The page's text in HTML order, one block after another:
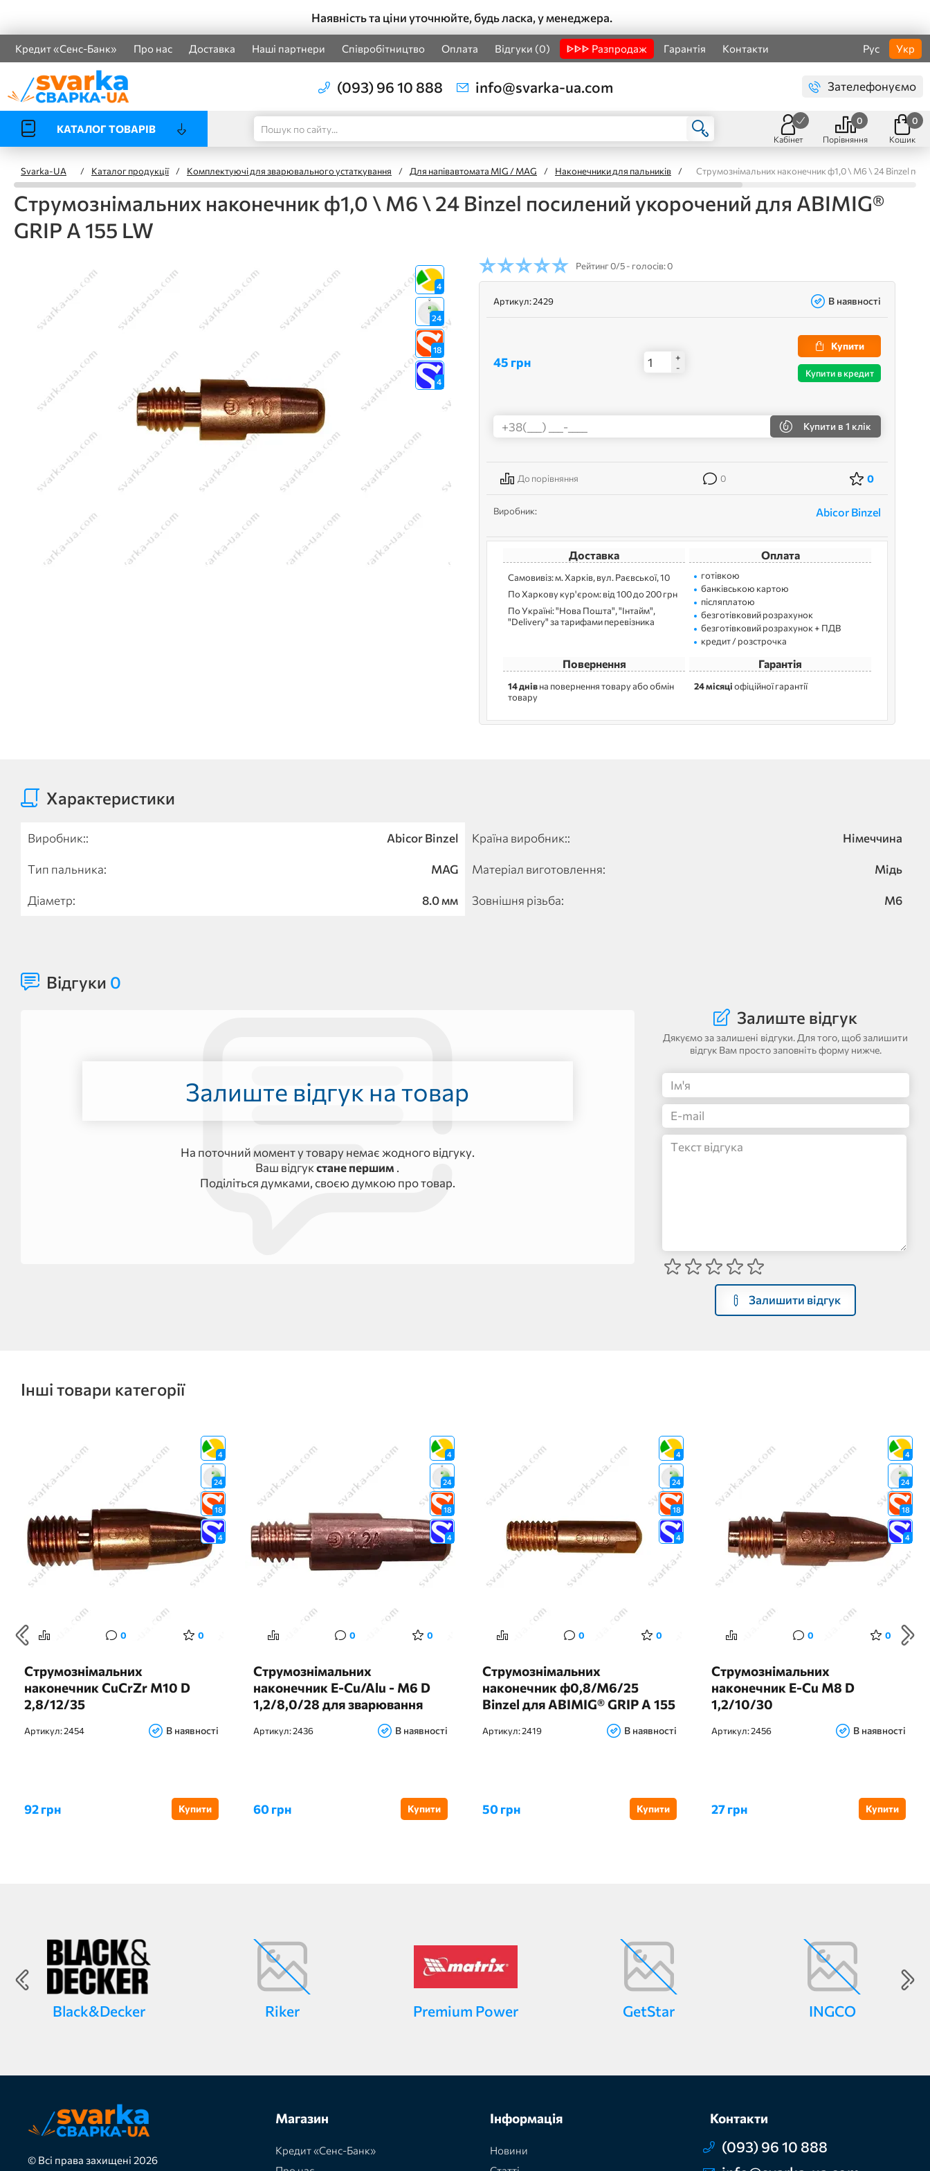
Наявність та ціни уточнюйте, будь ласка, у менеджера.
Кредит «Сенс-Банк» Про нас Доставка Наші партнери Співробітництво Оплата Відгуки (0) ᐈᐈᐈ Разпродаж Гарантія Контакти Рус Укр
(093) 96 10 888 info@svarka-ua.com Зателефонуємо
КАТАЛОГ ТОВАРІВ
Кабінет Порівняння
0
Кошик
0
Svarka-UA / Каталог продукції / Комплектуючі для зварювального устаткування / Для напівавтомата MIG / MAG / Наконечники для пальників / Струмознімальних наконечник ф1,0 \ М6 \ 24 Binzel
Струмознімальних наконечник ф1,0 \ М6 \ 24 Binzel посилений укорочений для ABIMIG®
GRIP A 155 LW
4
24
18
4
Рейтинг0/5 - голосів: 0
Артикул:2429 В наявності
45 грн
+
-
Купити
Купити в кредит
Купити в 1 клік
До порівняння 0 0
Виробник: Abicor Binzel
Доставка
Самовивіз: м. Харків, вул. Раєвської, 10
По Харкову кур'єром: від 100 до 200 грн
По Україні: "Нова Пошта", "Інтайм",
"Delivery" за тарифами перевізника
Оплата
готівкою
банківською картою
післяплатою
безготівковий розрахунок
безготівковий розрахунок + ПДВ
кредит / розстрочка
Повернення
14 днівна повернення товару або обмін
товару
Гарантія
24 місяціофіційної гарантії
Характеристики
Виробник:: Abicor Binzel Країна виробник:: Німеччина
Тип пальника: MAG Матеріал виготовлення: Мідь
Діаметр: 8.0 мм Зовнішня різьба: M6
Відгуки 0
Залиште відгук на товар
На поточний момент у товару немає жодного відгуку.
Ваш відгукстане першим .
Поділіться думками, своєю думкою про товар.
Залиште відгук
Дякуємо за залишені відгуки. Для того, щоб залишити
відгук Вам просто заповніть форму нижче.
Залишити відгук
Інші товари категорії
4
24
18
4
0 0
Струмознімальних
наконечник CuCrZr M10 D
2,8/12/35
Артикул:2454 В наявності
92 грн Купити
4
24
18
4
0 0
Струмознімальних
наконечник E-Cu/Alu - M6 D
1,2/8,0/28 для зварювання
Артикул:2436 В наявності
60 грн Купити
4
24
18
4
0 0
Струмознімальних
наконечник ф0,8/М6/25
Binzel для ABIMIG® GRIP A 155
LW, з подовженою різьбою
Артикул:2419 В наявності
50 грн Купити
4
24
18
4
0 0
Струмознімальних
наконечник E-Cu M8 D
1,2/10/30
Артикул:2456 В наявності
27 грн Купити
Black&Decker Riker Premium Power GetStar INGCO
© Всі права захищені 2026
Магазин
Кредит «Сенс-Банк»
Інформація
Новини
Контакти
(093) 96 10 888